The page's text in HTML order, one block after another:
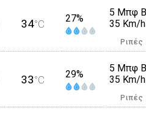
34°C 27%
5 Μπφ B
35 Km/h
33°C 29%
5 Μπφ B
35 Km/h